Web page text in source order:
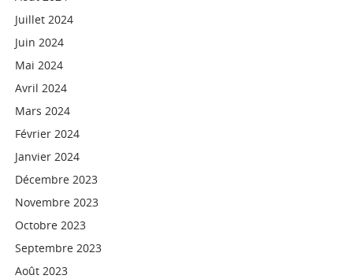
Juillet 2024
Juin 2024
Mai 2024
Avril 2024
Mars 2024
Février 2024
Janvier 2024
Décembre 2023
Novembre 2023
Octobre 2023
Septembre 2023
Août 2023